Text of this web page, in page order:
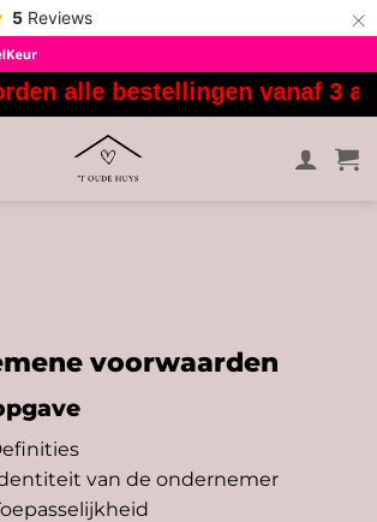
5 Reviews ×
bestellingen vanaf 3 augustus
voorwaarden
van de ondernemer